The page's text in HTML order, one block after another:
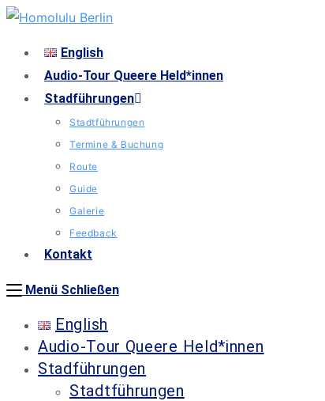
English
Audio-Tour Queere Held*innen
Stadführungen
Stadtführungen
Termine & Buchung
Route
Guide
Galerie
Feedback
Kontakt
Menü Schließen
English
Audio-Tour Queere Held*innen
Stadführungen
Stadtführungen